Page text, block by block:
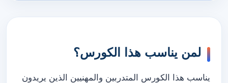
لمن يناسب هذا الكورس؟
يناسب هذا الكورس المتدربين والمهنيين الذين يريدون